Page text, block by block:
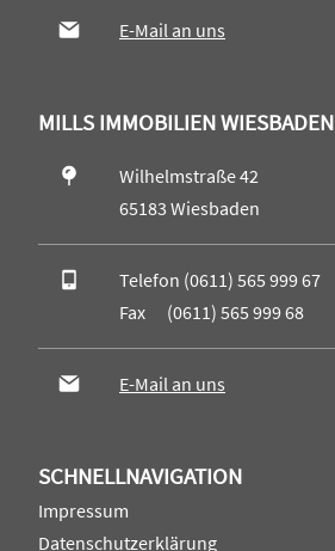
E-Mail an uns
MILLS IMMOBILIEN WIESBADEN
Wilhelmstraße 42
65183 Wiesbaden
Telefon (0611) 565 999 67
Fax (0611) 565 999 68
E-Mail an uns
SCHNELLNAVIGATION
Impressum
Datenschutzerklärung